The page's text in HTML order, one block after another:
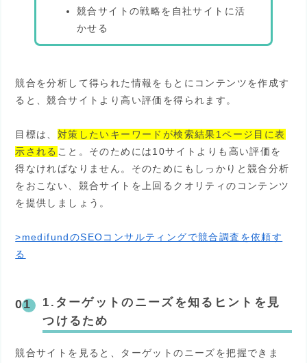
競合サイトの戦略を自社サイトに活
かせる
競合を分析して得られた情報をもとにコンテンツを作成す
ると、競合サイトより高い評価を得られます。
目標は、 対策したいキーワードが検索結果1ページ目に表
示される こと。そのためには10サイトよりも高い評価を
得なければなりません。そのためにもしっかりと競合分析
をおこない、競合サイトを上回るクオリティのコンテンツ
を提供しましょう。
>medifundのSEOコンサルティングで競合調査を依頼す
る
1.ターゲットのニーズを知るヒントを見
つけるため
競合サイトを見ると、ターゲットのニーズを把握できま